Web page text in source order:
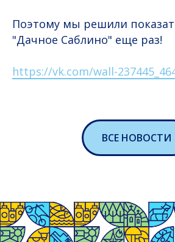
Поэтому мы решили
"Дачное Саблино" еще раз!
https://vk.com/wall-
ВСЕ НОВОСТИ